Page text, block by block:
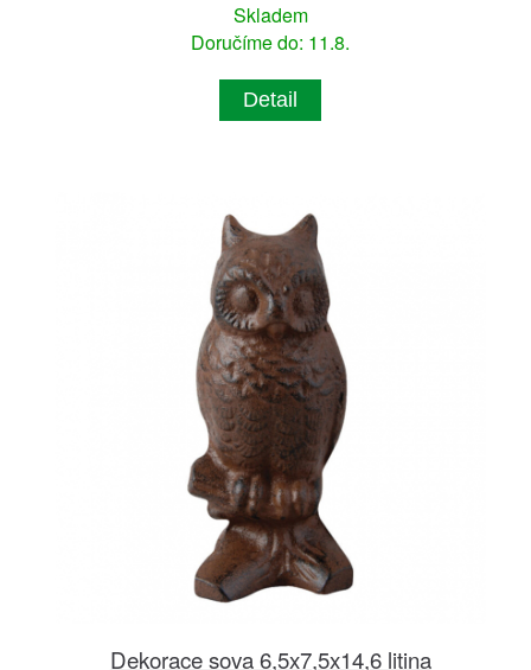
Skladem
Doručíme do: 11.8.
Detail
Dekorace sova 6,5x7,5x14,6 litina